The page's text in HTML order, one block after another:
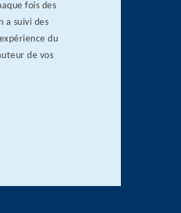
fois des
a suivi des
du
de vos